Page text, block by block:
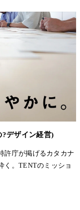
デザイン経営)
許庁が掲げるカタカナ
く。TENTのミッショ